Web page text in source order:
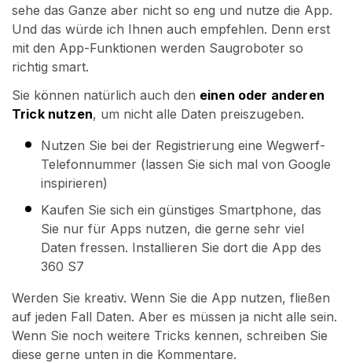
sehe das Ganze aber nicht so eng und nutze die App.
Und das würde ich Ihnen auch empfehlen. Denn erst
mit den App-Funktionen werden Saugroboter so
richtig smart.
Sie können natürlich auch den einen oder anderen
Trick nutzen, um nicht alle Daten preiszugeben.
Nutzen Sie bei der Registrierung eine Wegwerf-
Telefonnummer (lassen Sie sich mal von Google
inspirieren)
Kaufen Sie sich ein günstiges Smartphone, das
Sie nur für Apps nutzen, die gerne sehr viel
Daten fressen. Installieren Sie dort die App des
360 S7
Werden Sie kreativ. Wenn Sie die App nutzen, fließen
auf jeden Fall Daten. Aber es müssen ja nicht alle sein.
Wenn Sie noch weitere Tricks kennen, schreiben Sie
diese gerne unten in die Kommentare.